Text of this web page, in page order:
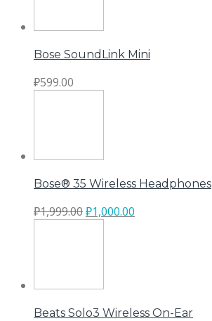
Bose SoundLink Mini
₽599.00
Bose® 35 Wireless Headphones
₽1,999.00₽1,000.00
Beats Solo3 Wireless On-Ear